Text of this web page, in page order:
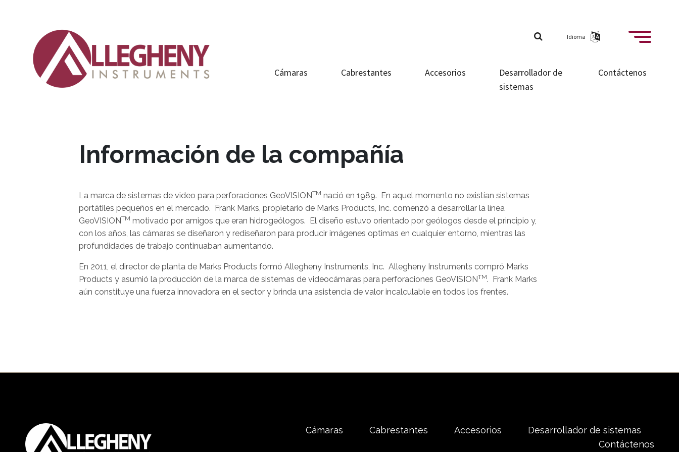
Cámaras Cabrestantes Accesorios
Desarrollador de
sistemas
Contáctenos
Idioma
Información de la compañía
La marca de sistemas de video para perforaciones GeoVISIONTM nació en 1989. En aquel momento no existían sistemas
portátiles pequeños en el mercado. Frank Marks, propietario de Marks Products, Inc. comenzó a desarrollar la línea
GeoVISIONTM motivado por amigos que eran hidrogeólogos. El diseño estuvo orientado por geólogos desde el principio y,
con los años, las cámaras se diseñaron y rediseñaron para producir imágenes optimas en cualquier entorno, mientras las
profundidades de trabajo continuaban aumentando.
En 2011, el director de planta de Marks Products formó Allegheny Instruments, Inc. Allegheny Instruments compró Marks
Products y asumió la producción de la marca de sistemas de videocámaras para perforaciones GeoVISIONTM. Frank Marks
aún constituye una fuerza innovadora en el sector y brinda una asistencia de valor incalculable en todos los frentes.
Cámaras Cabrestantes Accesorios
Desarrollador de sistemas
Contáctenos